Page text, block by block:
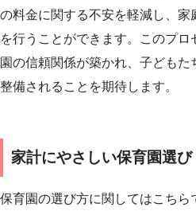
の料金に関する不安を軽減し、
を行うことができます。このプ
園の信頼関係が築かれ、子ども
整備されることを期待します。
家計にやさしい保育園選び
保育園の選び方に関してはこち